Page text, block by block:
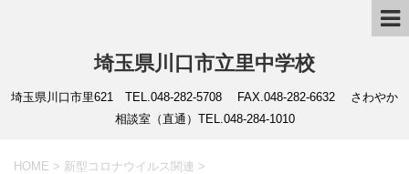
埼玉県川口市立里中学校
埼玉県川口市里621 TEL.048-282-5708 FAX.048-282-6632 さわやか
相談室（直通）TEL.048-284-1010
HOME > 新型コロナウイルス関連 >